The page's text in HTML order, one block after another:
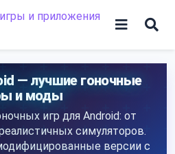
— лучшие гоночные
и моды
игр для Android: от
симуляторов.
версии с